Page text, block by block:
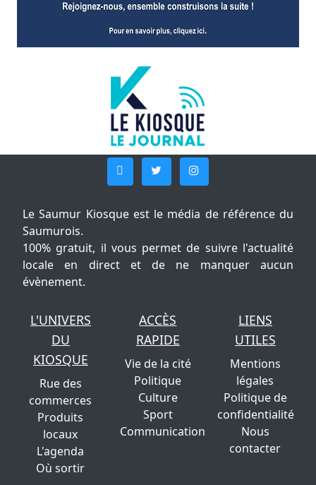
Le Saumur Kiosque est le média de référence du
Saumurois.
100% gratuit, il vous permet de suivre l'actualité
locale en direct et de ne manquer aucun
évènement.
L'UNIVERS
DU
KIOSQUE
Rue des
commerces
Produits
locaux
L'agenda
Où sortir
ACCÈS
RAPIDE
Vie de la cité
Politique
Culture
Sport
Communication
LIENS
UTILES
Mentions
légales
Politique de
confidentialité
Nous
contacter